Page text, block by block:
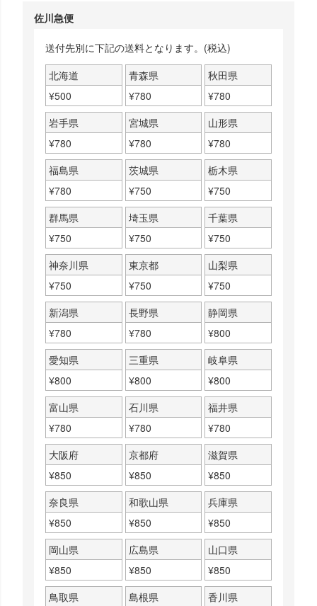
佐川急便
送付先別に下記の送料となります。(税込)
北海道
¥500
青森県
¥780
秋田県
¥780
岩手県
¥780
宮城県
¥780
山形県
¥780
福島県
¥780
茨城県
¥750
栃木県
¥750
群馬県
¥750
埼玉県
¥750
千葉県
¥750
神奈川県
¥750
東京都
¥750
山梨県
¥750
新潟県
¥780
長野県
¥780
静岡県
¥800
愛知県
¥800
三重県
¥800
岐阜県
¥800
富山県
¥780
石川県
¥780
福井県
¥780
大阪府
¥850
京都府
¥850
滋賀県
¥850
奈良県
¥850
和歌山県
¥850
兵庫県
¥850
岡山県
¥850
広島県
¥850
山口県
¥850
鳥取県
島根県
香川県